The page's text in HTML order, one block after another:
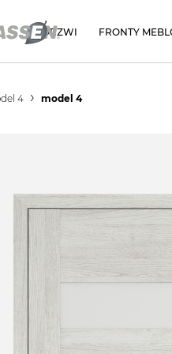
DRZWI FRONTY
4 model 4